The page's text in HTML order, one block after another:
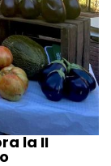
la II